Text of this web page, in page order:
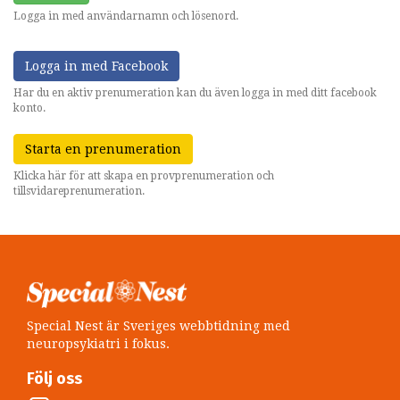
Logga in med användarnamn och lösenord.
Logga in med Facebook
Har du en aktiv prenumeration kan du även logga in med ditt facebook
konto.
Starta en prenumeration
Klicka här för att skapa en provprenumeration och
tillsvidareprenumeration.
Special Nest är Sveriges webbtidning med
neuropsykiatri i fokus.
Följ oss